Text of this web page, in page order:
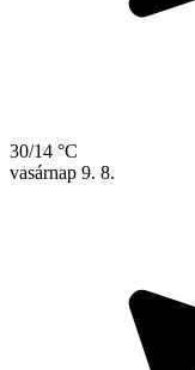
30/14 °C
vasárnap 9. 8.